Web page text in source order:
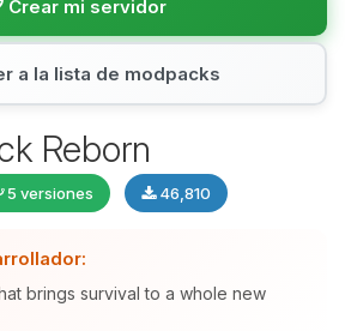
Crear mi servidor
a la lista de modpacks
Reborn
5 versiones 46,810
brings survival to a whole new